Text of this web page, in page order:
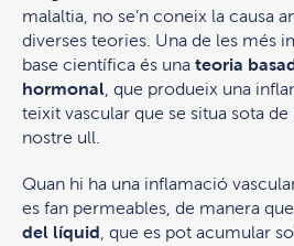
malaltia, no se’n coneix la causa
diverses teories. Una de les més
base científica és una teoria
hormonal , que produeix una
teixit vascular que se situa sota
nostre ull.
Quan hi ha una inflamació
es fan permeables, de manera
del líquid , que es pot acumular